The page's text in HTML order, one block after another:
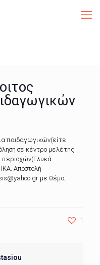
παιδαγωγικών(είτε
σε κέντρο μελέτης
Αποστολή
με θέμα
1